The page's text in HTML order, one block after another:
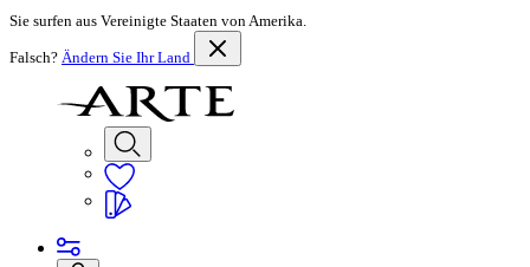
Sie surfen aus Vereinigte Staaten von Amerika.
Falsch? Ändern Sie Ihr Land